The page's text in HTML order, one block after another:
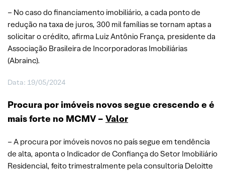
– No caso do financiamento imobiliário, a cada ponto de
redução na taxa de juros, 300 mil famílias se tornam aptas a
solicitar o crédito, afirma Luiz Antônio França, presidente da
Associação Brasileira de Incorporadoras Imobiliárias
(Abrainc).
Data: 19/05/2024
Procura por imóveis novos segue crescendo e é
mais forte no MCMV – Valor
– A procura por imóveis novos no país segue em tendência
de alta, aponta o Indicador de Confiança do Setor Imobiliário
Residencial, feito trimestralmente pela consultoria Deloitte